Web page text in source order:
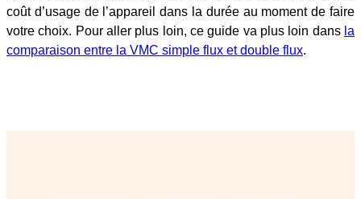
coût d’usage de l’appareil dans la durée au moment de faire
votre choix. Pour aller plus loin, ce guide va plus loin dans la
comparaison entre la VMC simple flux et double flux.